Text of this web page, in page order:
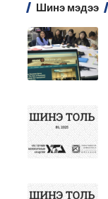
Шинэ мэдээ